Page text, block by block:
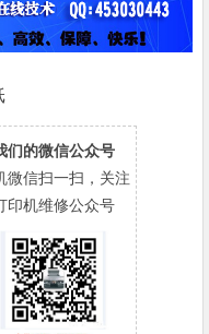
们的微信公众号
微信扫一扫，关注
印机维修公众号